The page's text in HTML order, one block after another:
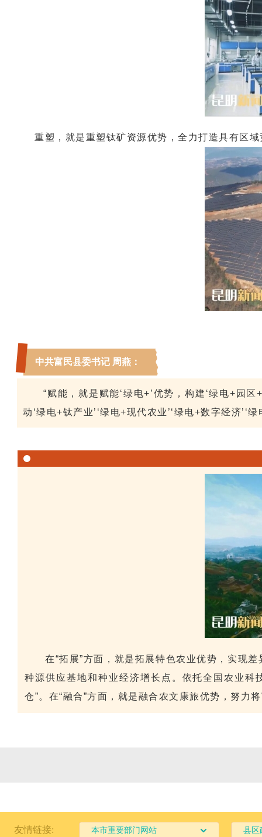
重塑，就是重塑钛矿资源优势，全力打造具有区
中共富民县委书记 周燕 ：
“赋能，就是赋能‘绿电+’优势，构建‘绿电+园
动‘绿电+钛产业’‘绿电+现代农业’‘绿电+数字经济’‘
在“拓展”方面，就是拓展特色农业优势，实现
种源供应基地和种业经济增长点。依托全国农业科
仓”。在“融合”方面，就是融合农文康旅优势，努力
友情链接: 本市重要部门网站 县区